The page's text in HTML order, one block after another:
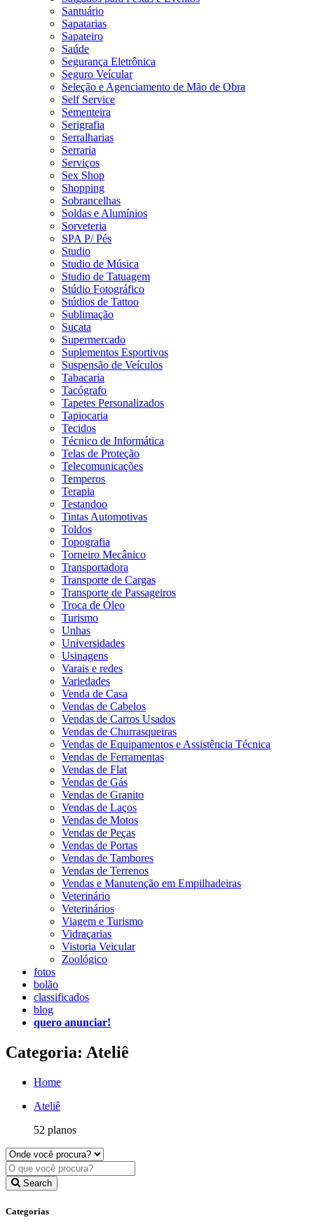
Santuário
Sapatarias
Sapateiro
Saúde
Segurança Eletrônica
Seguro Veícular
Seleção e Agenciamento de Mão de Obra
Self Service
Sementeira
Serigrafia
Serralharias
Serraria
Serviços
Sex Shop
Shopping
Sobrancelhas
Soldas e Alumínios
Sorveteria
SPA P/ Pés
Studio
Studio de Música
Studio de Tatuagem
Stúdio Fotográfico
Stúdios de Tattoo
Sublimação
Sucata
Supermercado
Suplementos Esportivos
Suspensão de Veículos
Tabacaria
Tacógrafo
Tapetes Personalizados
Tapiocaria
Tecidos
Técnico de Informática
Telas de Proteção
Telecomunicações
Temperos
Terapia
Testandoo
Tintas Automotivas
Toldos
Topografia
Torneiro Mecânico
Transportadora
Transporte de Cargas
Transporte de Passageiros
Troca de Óleo
Turismo
Unhas
Universidades
Usinagens
Varais e redes
Variedades
Venda de Casa
Vendas de Cabelos
Vendas de Carros Usados
Vendas de Churrasqueiras
Vendas de Equipamentos e Assistência Técnica
Vendas de Ferramentas
Vendas de Flat
Vendas de Gás
Vendas de Granito
Vendas de Laços
Vendas de Motos
Vendas de Peças
Vendas de Portas
Vendas de Tambores
Vendas de Terrenos
Vendas e Manutenção em Empilhadeiras
Veterinário
Veterinários
Viagem e Turismo
Vidraçarias
Vistoria Veicular
Zoológico
fotos
bolão
classificados
blog
quero anunciar!
Categoria: Ateliê
Home
Ateliê
52 planos
Search
Categorias